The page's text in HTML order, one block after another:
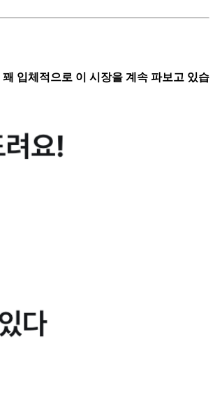
꽤 입체적으로 이 시장을 계속 파보고 있습